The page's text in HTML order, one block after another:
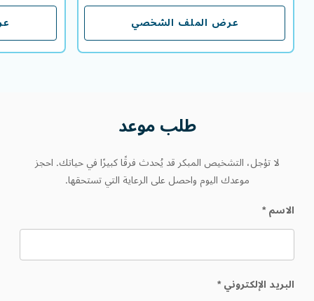
عرض الملف الشخصي
عرض الملف الشخصي
طلبموعد
لا تؤجل، التشخيص المبكر قد يُحدث فرقًا كبيرًا في حياتك. احجز
موعدك اليوم واحصل على الرعاية التي تستحقها.
الاسم*
البريد الإلكتروني*